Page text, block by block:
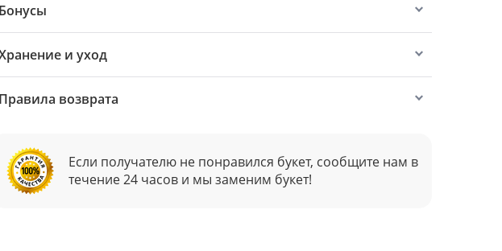
Бонусы
и уход
Правила возврата
Если получателю не понравился букет, сообщите нам в
течение 24 часов и мы заменим букет!